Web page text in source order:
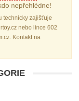
nepřehlédne!
technicky zajišťuje
nebo lince 602
Kontakt na